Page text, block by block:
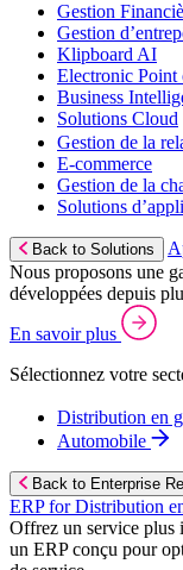
Gestion
Gestion
Klipboard AI
Electronic Point
Business
Solutions Cloud
Gestion de la
E‑commerce
Gestion de la
Solutions
Back to Solutions
Nous proposons une
développées depuis
En savoir plus
Sélectionnez votre
Distribution en
Automobile
Back to Enterprise
ERP for Distribution
Offrez un service plus
un ERP conçu pour